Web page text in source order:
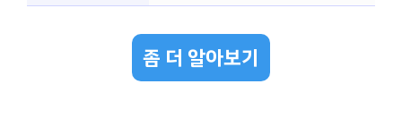
좀 더 알아보기